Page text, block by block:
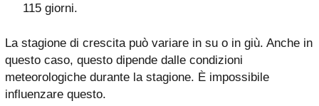
115 giorni.
La stagione di crescita può variare in su o in giù. Anche in
questo caso, questo dipende dalle condizioni
meteorologiche durante la stagione. È impossibile
influenzare questo.